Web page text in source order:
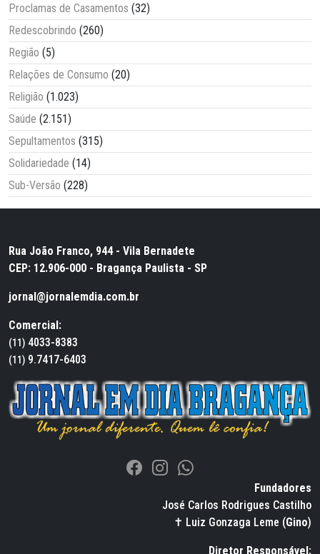
Proclamas de Casamentos (32)
Redescobrindo (260)
Região (5)
Relações de Consumo (20)
Religião (1.023)
Saúde (2.151)
Sepultamentos (315)
Solidariedade (14)
Sub-Versão (228)
Rua João Franco, 944 - Vila Bernadete
CEP: 12.906-000 - Bragança Paulista - SP
jornal@jornalemdia.com.br
Comercial:
(11) 4033-8383
(11) 9.7417-6403
Fundadores
José Carlos Rodrigues Castilho
✝ Luiz Gonzaga Leme (Gino)
Diretor Responsável: